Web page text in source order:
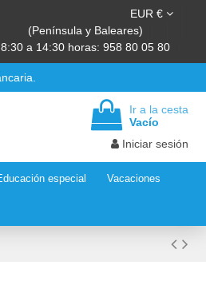
EUR €
(Península y Baleares)
a 14:30 horas: 958 80 05 80
Ir a la cesta
Vacío
Iniciar sesión
especial Vacaciones